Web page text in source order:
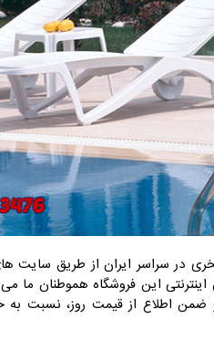
در سراسر ایران از طریق سایت
این فروشگاه هموطنان ما
ضمن اطلاع از قیمت روز، نسبت به